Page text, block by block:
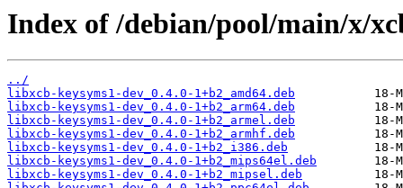
Index of /debian/pool/main/x/
../
libxcb-keysyms1-dev_0.4.0-1+b2_amd64.deb
libxcb-keysyms1-dev_0.4.0-1+b2_arm64.deb
libxcb-keysyms1-dev_0.4.0-1+b2_armel.deb
libxcb-keysyms1-dev_0.4.0-1+b2_armhf.deb
libxcb-keysyms1-dev_0.4.0-1+b2_i386.deb
libxcb-keysyms1-dev_0.4.0-1+b2_mips64el.deb
libxcb-keysyms1-dev_0.4.0-1+b2_mipsel.deb